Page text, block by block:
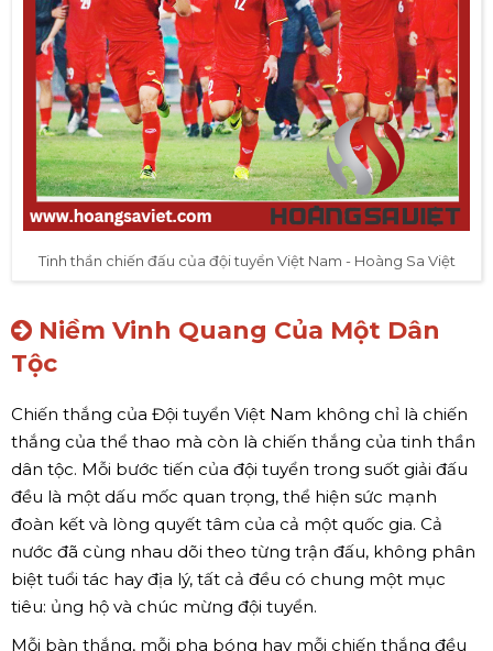
Tinh thần chiến đấu của đội tuyển Việt Nam - Hoàng Sa Việt
Niềm Vinh Quang Của Một Dân
Tộc
Chiến thắng của Đội tuyển Việt Nam không chỉ là chiến
thắng của thể thao mà còn là chiến thắng của tinh thần
dân tộc. Mỗi bước tiến của đội tuyển trong suốt giải đấu
đều là một dấu mốc quan trọng, thể hiện sức mạnh
đoàn kết và lòng quyết tâm của cả một quốc gia. Cả
nước đã cùng nhau dõi theo từng trận đấu, không phân
biệt tuổi tác hay địa lý, tất cả đều có chung một mục
tiêu: ủng hộ và chúc mừng đội tuyển.
Mỗi bàn thắng, mỗi pha bóng hay mỗi chiến thắng đều